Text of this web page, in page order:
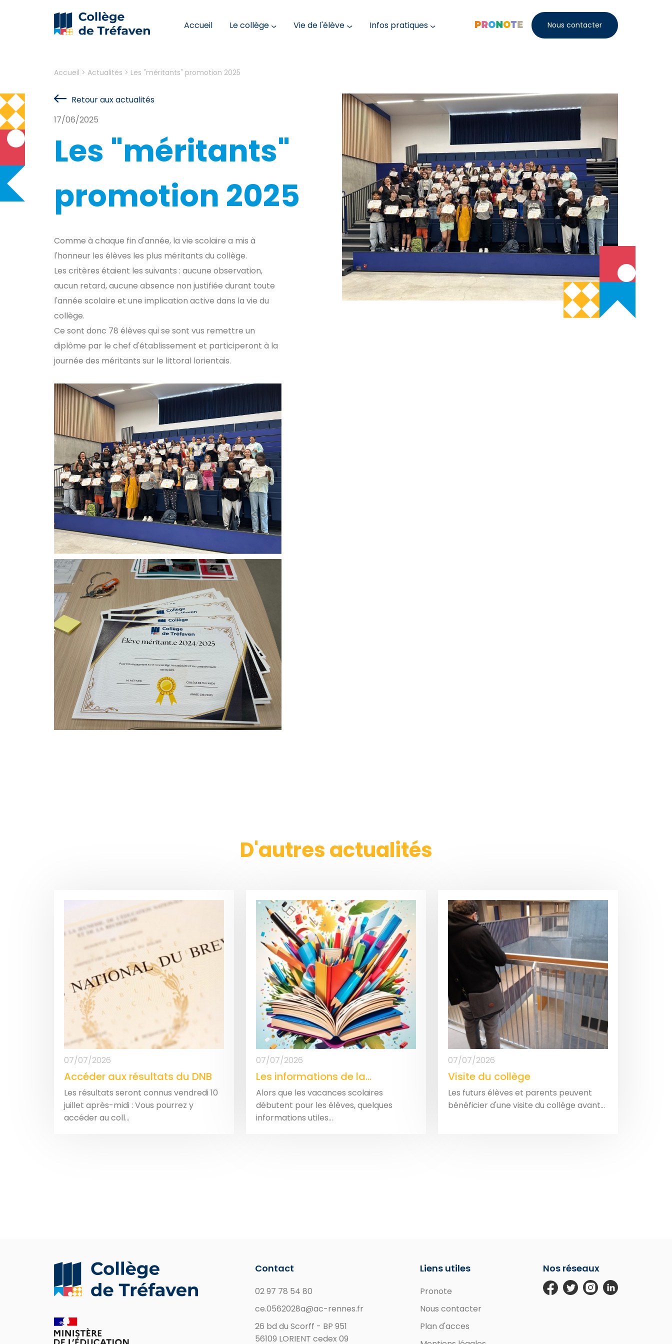
Accueil Le collège Vie de l'élève Infos pratiques Nous contacter
Accueil > Actualités > Les "méritants" promotion 2025
Retour aux actualités
17/06/2025
Les "méritants"
promotion 2025
Comme à chaque fin d'année, la vie scolaire a mis à
l'honneur les élèves les plus méritants du collège.
Les critères étaient les suivants : aucune observation,
aucun retard, aucune absence non justifiée durant toute
l'année scolaire et une implication active dans la vie du
collège.
Ce sont donc 78 élèves qui se sont vus remettre un
diplôme par le chef d'établissement et participeront à la
journée des méritants sur le littoral lorientais.
D'autres actualités
07/07/2026
Accéder aux résultats du DNB
Les résultats seront connus vendredi 10
juillet après-midi : Vous pourrez y
accéder au coll...
07/07/2026
Les informations de la...
Alors que les vacances scolaires
débutent pour les élèves, quelques
informations utiles...
07/07/2026
Visite du collège
Les futurs élèves et parents peuvent
bénéficier d'une visite du collège avant...
Contact
02 97 78 54 80
ce.0562028a@ac-rennes.fr
26 bd du Scorff - BP 951
56109 LORIENT cedex 09
Liens utiles
Pronote
Nous contacter
Plan d'acces
Nos réseaux